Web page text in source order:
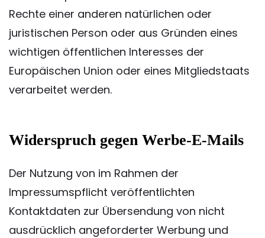
Rechte einer anderen natürlichen oder
juristischen Person oder aus Gründen eines
wichtigen öffentlichen Interesses der
Europäischen Union oder eines Mitgliedstaats
verarbeitet werden.
Widerspruch gegen Werbe-E-Mails
Der Nutzung von im Rahmen der
Impressumspflicht veröffentlichten
Kontaktdaten zur Übersendung von nicht
ausdrücklich angeforderter Werbung und